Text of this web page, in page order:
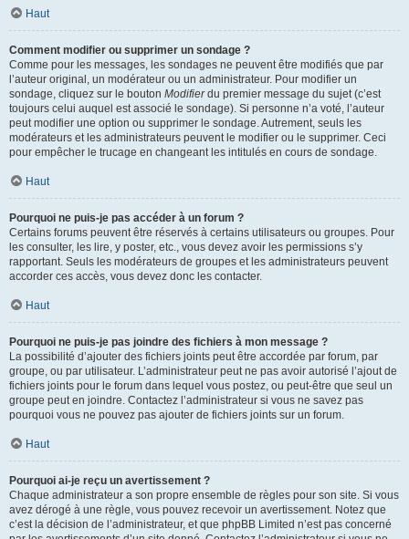
Haut
Comment modifier ou supprimer un sondage ?
Comme pour les messages, les sondages ne peuvent être modifiés que par
l’auteur original, un modérateur ou un administrateur. Pour modifier un
sondage, cliquez sur le bouton Modifierdu premier message du sujet (c’est
toujours celui auquel est associé le sondage). Si personne n’a voté, l’auteur
peut modifier une option ou supprimer le sondage. Autrement, seuls les
modérateurs et les administrateurs peuvent le modifier ou le supprimer. Ceci
pour empêcher le trucage en changeant les intitulés en cours de sondage.
Haut
Pourquoi ne puis-je pas accéder à un forum ?
Certains forums peuvent être réservés à certains utilisateurs ou groupes. Pour
les consulter, les lire, y poster, etc., vous devez avoir les permissions s’y
rapportant. Seuls les modérateurs de groupes et les administrateurs peuvent
accorder ces accès, vous devez donc les contacter.
Haut
Pourquoi ne puis-je pas joindre des fichiers à mon message ?
La possibilité d’ajouter des fichiers joints peut être accordée par forum, par
groupe, ou par utilisateur. L’administrateur peut ne pas avoir autorisé l’ajout de
fichiers joints pour le forum dans lequel vous postez, ou peut-être que seul un
groupe peut en joindre. Contactez l’administrateur si vous ne savez pas
pourquoi vous ne pouvez pas ajouter de fichiers joints sur un forum.
Haut
Pourquoi ai-je reçu un avertissement ?
Chaque administrateur a son propre ensemble de règles pour son site. Si vous
avez dérogé à une règle, vous pouvez recevoir un avertissement. Notez que
c’est la décision de l’administrateur, et que phpBB Limited n’est pas concerné